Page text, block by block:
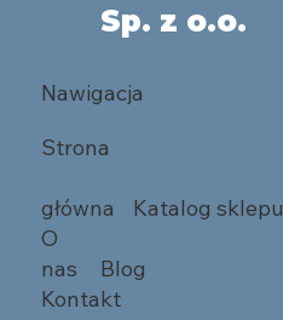
Sp. z o.o.
Nawigacja
Strona
główna
Katalog sklepu
O
nas
Blog
Kontakt